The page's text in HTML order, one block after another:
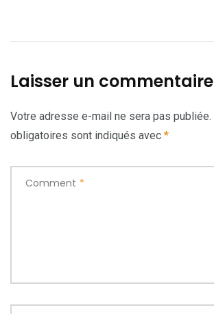
Laisser un commentaire
Votre adresse e-mail ne sera pas publiée.
obligatoires sont indiqués avec *
Comment *